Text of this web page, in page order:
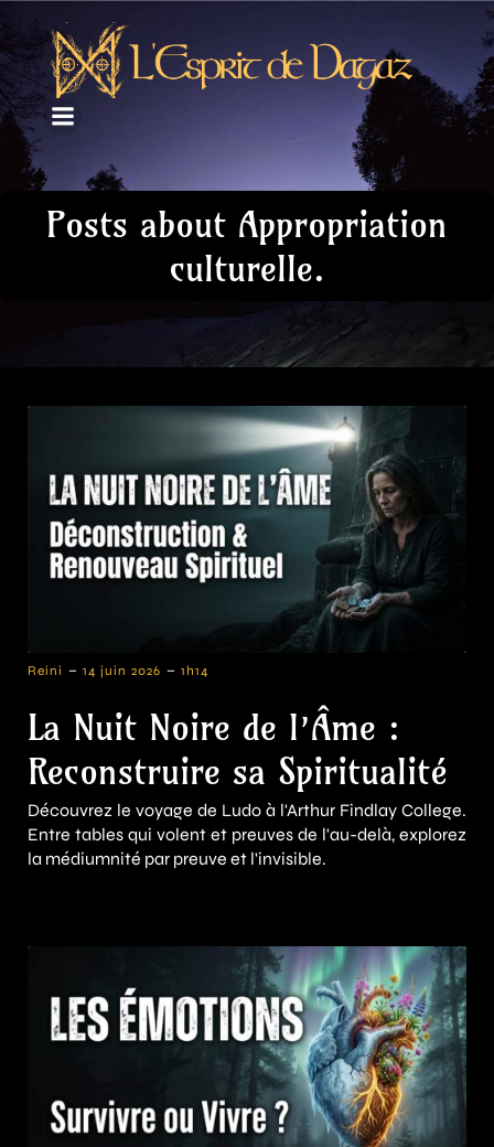
Posts about Appropriation
culturelle.
Reini - 14 juin 2026 - 1h14
La Nuit Noire de l’Âme :
Reconstruire sa Spiritualité
Découvrez le voyage de Ludo à l'Arthur Findlay College.
Entre tables qui volent et preuves de l'au-delà, explorez
la médiumnité par preuve et l'invisible.